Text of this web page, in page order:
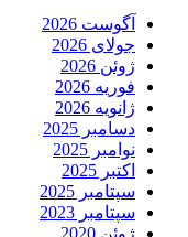
آگوست 2026
جولای 2026
ژوئن 2026
فوریه 2026
ژانویه 2026
دسامبر 2025
نوامبر 2025
اکتبر 2025
سپتامبر 2025
سپتامبر 2023
ژوئن 2020